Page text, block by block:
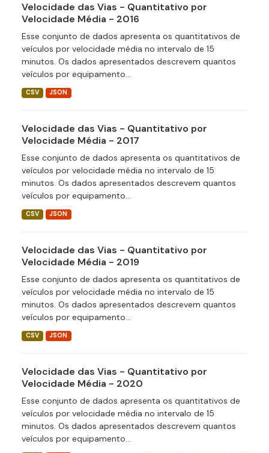
Velocidade das Vias - Quantitativo por
Velocidade Média - 2016
Esse conjunto de dados apresenta os quantitativos de
veículos por velocidade média no intervalo de 15
minutos. Os dados apresentados descrevem quantos
veículos por equipamento...
CSV JSON
Velocidade das Vias - Quantitativo por
Velocidade Média - 2017
Esse conjunto de dados apresenta os quantitativos de
veículos por velocidade média no intervalo de 15
minutos. Os dados apresentados descrevem quantos
veículos por equipamento...
CSV JSON
Velocidade das Vias - Quantitativo por
Velocidade Média - 2019
Esse conjunto de dados apresenta os quantitativos de
veículos por velocidade média no intervalo de 15
minutos. Os dados apresentados descrevem quantos
veículos por equipamento...
CSV JSON
Velocidade das Vias - Quantitativo por
Velocidade Média - 2020
Esse conjunto de dados apresenta os quantitativos de
veículos por velocidade média no intervalo de 15
minutos. Os dados apresentados descrevem quantos
veículos por equipamento...